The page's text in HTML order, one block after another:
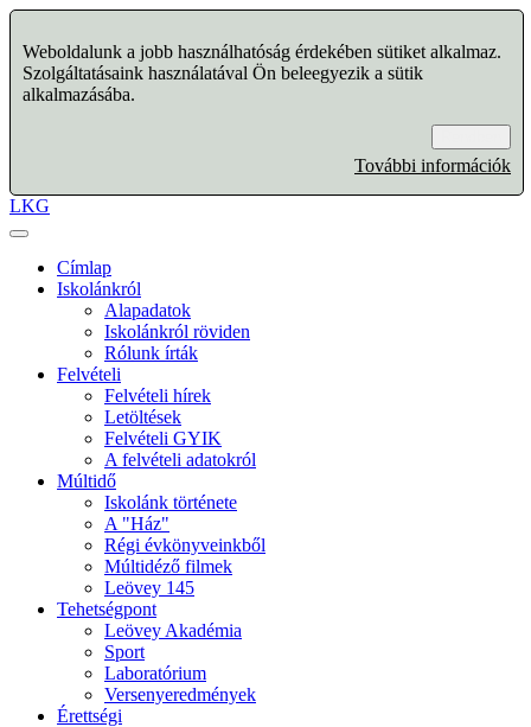
Weboldalunk a jobb használhatóság érdekében sütiket alkalmaz.
Szolgáltatásaink használatával Ön beleegyezik a sütik
alkalmazásába.
További információk
LKG
Címlap
Iskolánkról
Alapadatok
Iskolánkról röviden
Rólunk írták
Felvételi
Felvételi hírek
Letöltések
Felvételi GYIK
A felvételi adatokról
Múltidő
Iskolánk története
A "Ház"
Régi évkönyveinkből
Múltidéző filmek
Leövey 145
Tehetségpont
Leövey Akadémia
Sport
Laboratórium
Versenyeredmények
Érettségi